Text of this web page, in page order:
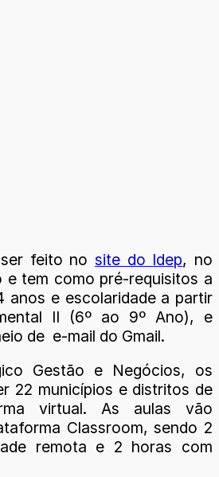
feito no site do Idep, no
e tem como pré-requisitos a
anos e escolaridade a partir
II (6º ao 9º Ano), e
de e-mail do Gmail.
Gestão e Negócios, os
22 municípios e distritos de
virtual. As aulas vão
Classroom, sendo 2
remota e 2 horas com